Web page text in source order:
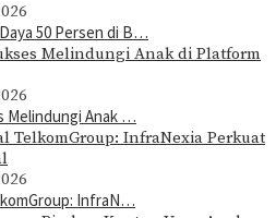
50 Persen di B…
Melindungi Anak …
InfraN…